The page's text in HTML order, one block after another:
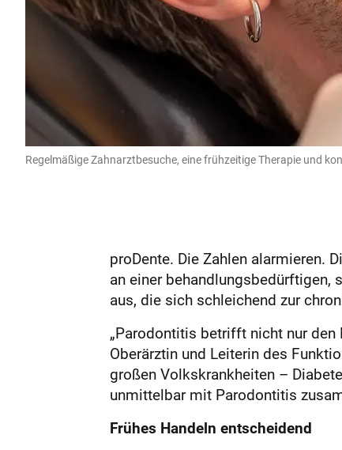
Regelmäßige Zahnarztbesuche, eine frühzeitige Therapie und
proDente. Die Zahlen alarmieren.
an einer behandlungsbedürftigen,
aus, die sich schleichend zur
„Parodontitis betrifft nicht nur den
Oberärztin und Leiterin des
großen Volkskrankheiten –
unmittelbar mit Parodontitis
Frühes Handeln entscheidend